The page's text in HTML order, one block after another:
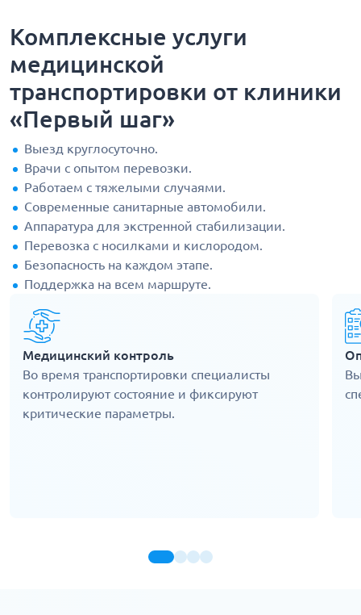
Комплексные услуги
медицинской
транспортировки от клиники
«Первый шаг»
Выезд круглосуточно.
Врачи с опытом перевозки.
Работаем с тяжелыми случаями.
Современные санитарные автомобили.
Аппаратура для экстренной стабилизации.
Перевозка с носилками и кислородом.
Безопасность на каждом этапе.
Поддержка на всем маршруте.
Медицинский контроль
Во время транспортировки специалисты
контролируют состояние и фиксируют
критические параметры.